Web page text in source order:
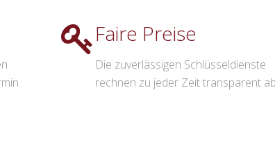
Faire Preise
Die zuverlässigen Schlüsseldienste
rechnen zu jeder Zeit transparent